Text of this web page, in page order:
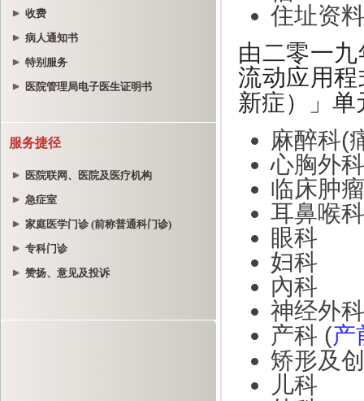
收费
病人通知书
特别服务
医院管理局电子医生证明书
服务捷径
医院联网、医院及医疗机构
急症室
家庭医学门诊 (前称普通科门诊)
专科门诊
赞扬、意见及投诉